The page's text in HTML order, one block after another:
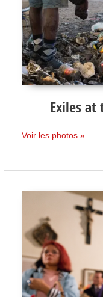
Exiles at
camp
Voir les photos »
Sainte-
Rita
Church
-